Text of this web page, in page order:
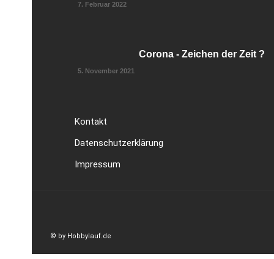
7. Februar 2022
Corona - Zeichen der Zeit ?
5. November 2021
Kontakt
Datenschutzerklärung
Impressum
© by Hobbylauf.de